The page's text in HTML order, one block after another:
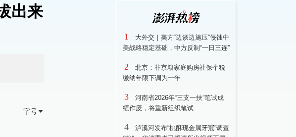
出来
字号
1
大外交｜美方“边谈边施压”侵蚀中
美战略稳定基础，中方反制“一日三连”
2
北京：非京籍家庭购房社保个税
缴纳年限下调为一年
3
河南省2026年“三支一扶”笔试成
绩作废，将重新组织笔试
4
泸溪河发布“桃酥现金属牙冠”调查